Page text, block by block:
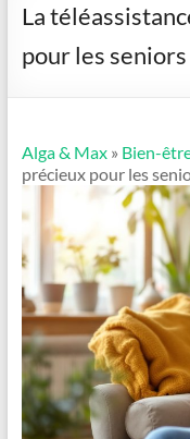
La
pour les seniors
Alga & Max» Bien-
précieux pour les